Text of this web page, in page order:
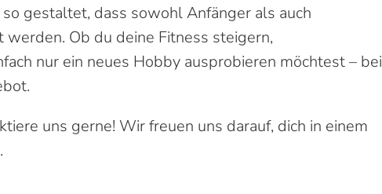
gestaltet, dass sowohl Anfänger als auch
Ob du deine Fitness steigern,
nur ein neues Hobby ausprobieren möchtest – bei
uns gerne! Wir freuen uns darauf, dich in einem